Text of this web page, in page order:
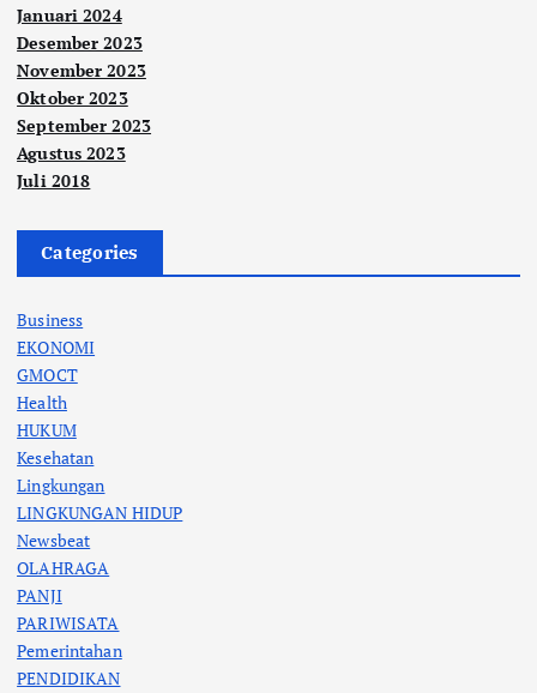
Januari 2024
Desember 2023
November 2023
Oktober 2023
September 2023
Agustus 2023
Juli 2018
Categories
Business
EKONOMI
GMOCT
Health
HUKUM
Kesehatan
Lingkungan
LINGKUNGAN HIDUP
Newsbeat
OLAHRAGA
PANJI
PARIWISATA
Pemerintahan
PENDIDIKAN